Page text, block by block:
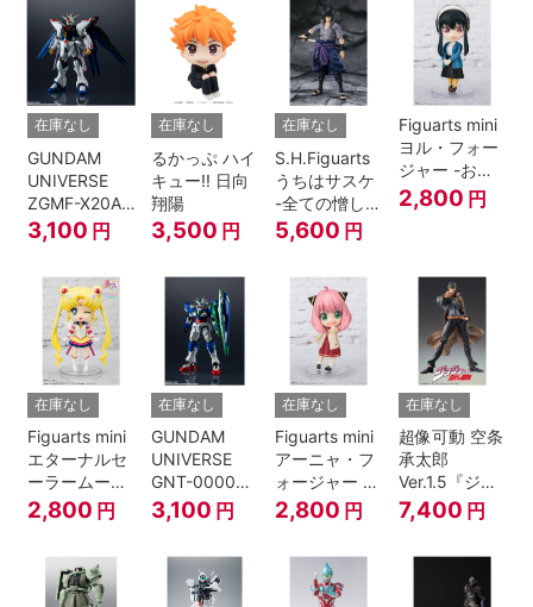
在庫なし
GUNDAM
UNIVERSE
ZGMF-X20A
STRIKE
FREEDOM
3,100 円
在庫なし
るかっぷ ハイ
キュー!! 日向
翔陽
3,500 円
在庫なし
S.H.Figuarts
うちはサスケ
-全ての憎しみ
を背負う者-
『NARUTO -
5,600 円
Figuarts mini
ヨル・フォー
ジャー -おで
けけこーで-
『SPY×FAMILY』
2,800 円
在庫なし
Figuarts mini
エターナルセ
ーラームーン-
Cosmos
edition-『美
ラームーン
Cosmos』
2,800 円
在庫なし
GUNDAM
UNIVERSE
GNT-0000
00 QAN[T]
3,100 円
在庫なし
Figuarts mini
アーニャ・フ
ォージャー -
おでけけこー
で-
2,800 円
在庫なし
超像可動 空条
承太郎
Ver.1.5『ジョ
ジョの奇妙な
冒険 第3部』
7,400 円